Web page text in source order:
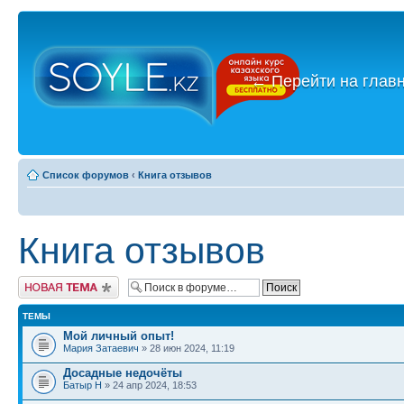
←Перейти на
Список форумов ‹ Книга отзывов
Книга отзывов
Новая тема
ТЕМЫ
Мой личный опыт!
Мария Затаевич » 28 июн 2024, 11:19
Досадные недочёты
Батыр Н » 24 апр 2024, 18:53